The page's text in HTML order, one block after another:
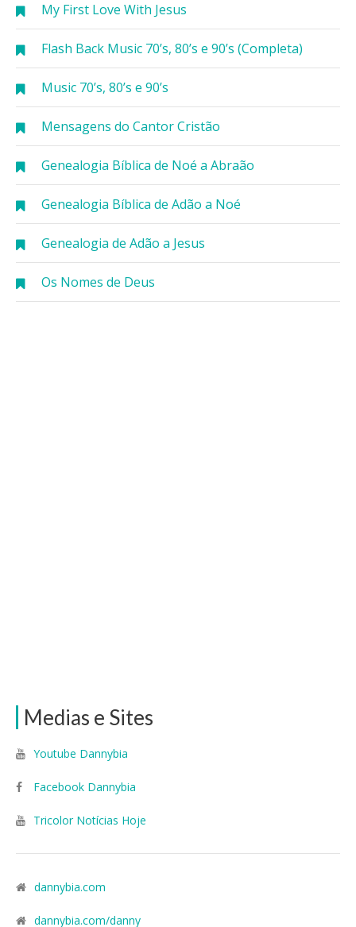
My First Love With Jesus
Flash Back Music 70’s, 80’s e 90’s (Completa)
Music 70’s, 80’s e 90’s
Mensagens do Cantor Cristão
Genealogia Bíblica de Noé a Abraão
Genealogia Bíblica de Adão a Noé
Genealogia de Adão a Jesus
Os Nomes de Deus
Medias e Sites
Youtube Dannybia
Facebook Dannybia
Tricolor Notícias Hoje
dannybia.com
dannybia.com/danny